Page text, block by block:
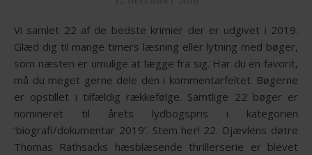
Vi samlet 22 af de bedste krimier der er udgivet i 2019.
Glæd dig til mange timers læsning eller lytning med bøger,
som næsten er umulige at lægge fra sig. Har du en favorit,
må du meget gerne dele den i kommentarfeltet. Bøgerne
er opstillet i tilfældig rækkefølge. Samtlige 22 bøger er
nomineret til årets lydbogspris i kategorien
‘biografi/dokumentar 2019’. Stem her! 22. Djævlens døtre
Thomas Rathsacks hæsblæsende thrillerserie er blevet